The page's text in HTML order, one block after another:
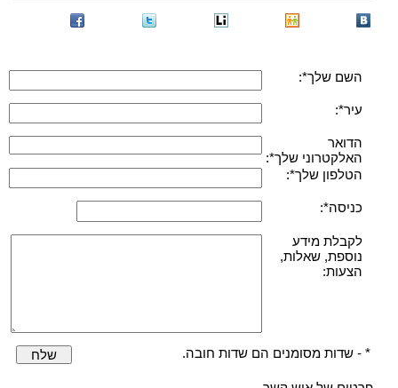
השם שלך*:
עיר*:
הדואר
האלקטרוני שלך*:
הטלפון שלך*:
כניסה*:
לקבלת מידע
נוספת, שאלות,
הצעות:
* - שדות מסומנים הם שדות חובה. שלח